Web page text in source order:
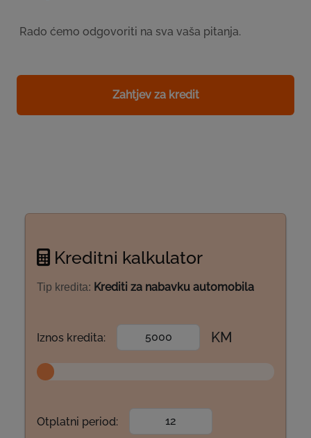
Rado ćemo odgovoriti na sva vaša pitanja.
Zahtjev za kredit
Kreditni kalkulator
Tip kredita: Krediti za nabavku automobila
Iznos kredita: KM
Otplatni period: